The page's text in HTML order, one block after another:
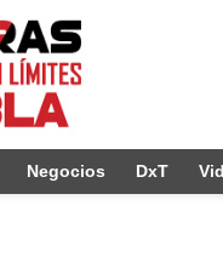
Negocios DxT